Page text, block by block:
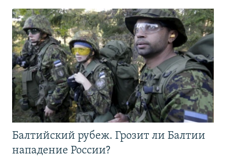
Балтийский рубеж. Грозит ли Балтии
нападение России?